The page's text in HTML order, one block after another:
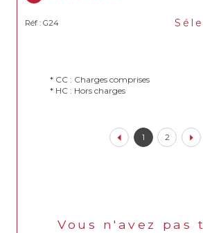
Réf : G24
* CC : Charges comprises
* HC : Hors charges
1 2
Vous n'avez pas